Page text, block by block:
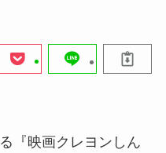
『映画クレヨンしん